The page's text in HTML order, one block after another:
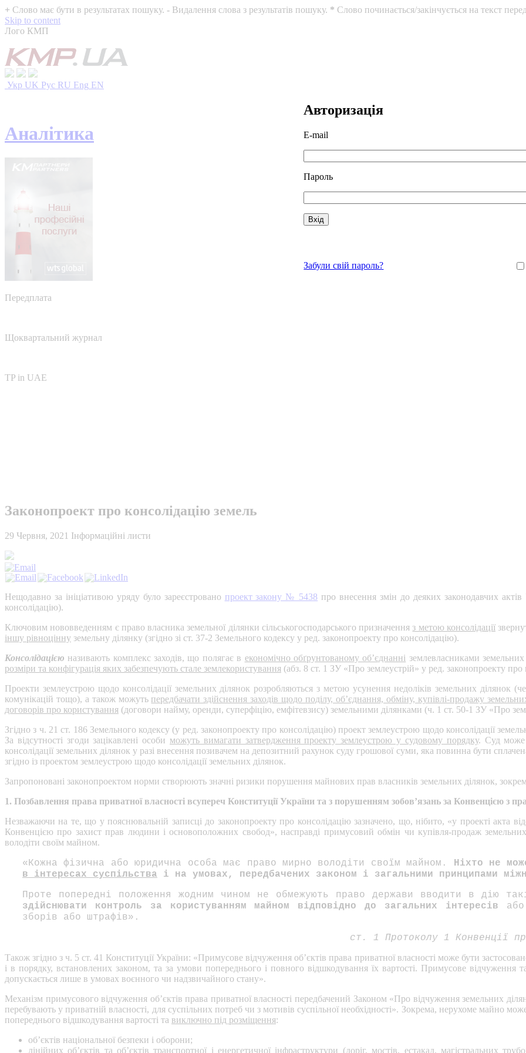
+ Слово має бути в результатах пошуку. - Видалення слова з результатів пошуку. * Слово починається/закінчується на текст
Skip to content
Лого КМП
Укр UK Рус RU Eng EN
Авторизація
E-mail
Пароль
Забули свій пароль?
Аналітика
Передплата
Щоквартальний журнал
TP in UAE
Законопроект про консолідацію земель
29 Червня, 2021 Інформаційні листи
Нещодавно за ініціативою уряду було зареєстровано проект закону № 5438 про внесення змін до деяких законодавчих
консолідацію).
Ключовим нововведенням є право власника земельної ділянки сільськогосподарського призначення з метою консолідації
іншу рівноцінну земельну ділянку (згідно зі ст. 37-2 Земельного кодексу у ред. законопроекту про консолідацію).
Консолідацією називають комплекс заходів, що полягає в економічно обґрунтованому об’єднанні землевласниками
розміри та конфігурація яких забезпечують стале землекористування (абз. 8 ст. 1 ЗУ «Про землеустрій» у ред. законопроекту про
Проекти землеустрою щодо консолідації земельних ділянок розробляються з метою усунення недоліків земельних ділянок
комунікацій тощо), а також можуть передбачати здійснення заходів щодо поділу, об’єднання, обміну, купівлі-продажу
договорів про користування (договори найму, оренди, суперфіцію, емфітевзису) земельними ділянками (ч. 1 ст. 50-1 ЗУ «Про
Згідно з ч. 21 ст. 186 Земельного кодексу (у ред. законопроекту про консолідацію) проект землеустрою щодо консолідації
За відсутності згоди зацікавлені особи можуть вимагати затвердження проекту землеустрою у судовому порядку. Суд може
консолідації земельних ділянок у разі внесення позивачем на депозитний рахунок суду грошової суми, яка повинна бути
згідно із проектом землеустрою щодо консолідації земельних ділянок.
Запропоновані законопроектом норми створюють значні ризики порушення майнових прав власників земельних ділянок,
1. Позбавлення права приватної власності всупереч Конституції України та з порушенням зобов’язань за Конвенцією з
Незважаючи на те, що у пояснювальній записці до законопроекту про консолідацію зазначено, що, нібито, «у проекті акта
Конвенцією про захист прав людини і основоположних свобод», насправді примусовий обмін чи купівля-продаж
володіти своїм майном.
«Кожна фізична або юридична особа має право мирно володіти своїм майном. Ніхто не
в інтересах суспільства і на умовах, передбачених законом і загальними принципами
Проте попередні положення жодним чином не обмежують право держави вводити в дію
здійснювати контроль за користуванням майном відповідно до загальних інтересів або
зборів або штрафів».
ст. 1 Протоколу 1 Конвенції
Також згідно з ч. 5 ст. 41 Конституції України: «Примусове відчуження об’єктів права приватної власності може бути
і в порядку, встановлених законом, та за умови попереднього і повного відшкодування їх вартості. Примусове відчуження
допускається лише в умовах воєнного чи надзвичайного стану».
Механізм примусового відчуження об’єктів права приватної власності передбачений Законом «Про відчуження земельних
перебувають у приватній власності, для суспільних потреб чи з мотивів суспільної необхідності». Зокрема, нерухоме майно
попереднього відшкодування вартості та виключно під розміщення:
об’єктів національної безпеки і оборони;
лінійних об’єктів та об’єктів транспортної і енергетичної інфраструктури (доріг, мостів, естакад, магістральних